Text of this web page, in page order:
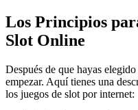
Los Principios
Slot Online
Después de que hayas
empezar. Aquí tienes una
los juegos de slot por internet: